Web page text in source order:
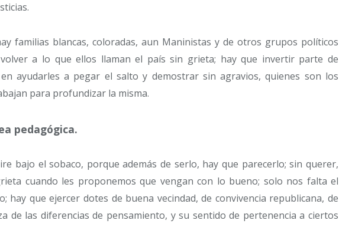
familias blancas, coloradas, aun Maninistas y de otros grupos políticos
a lo que ellos llaman el país sin grieta; hay que invertir parte de
ayudarles a pegar el salto y demostrar sin agravios, quienes son los
para profundizar la misma.
pedagógica.
bajo el sobaco, porque además de serlo, hay que parecerlo; sin querer,
cuando les proponemos que vengan con lo bueno; solo nos falta el
hay que ejercer dotes de buena vecindad, de convivencia republicana, de
de las diferencias de pensamiento, y su sentido de pertenencia a ciertos